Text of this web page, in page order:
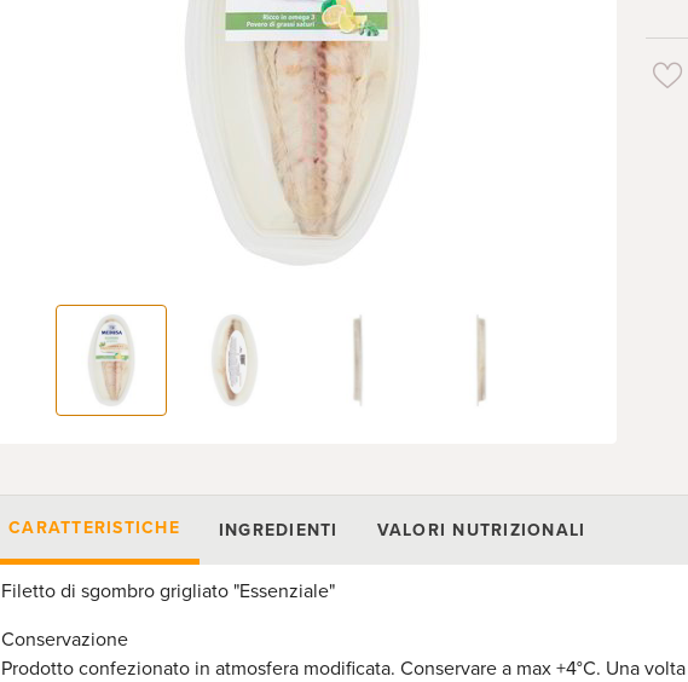
CARATTERISTICHE INGREDIENTI VALORI NUTRIZIONALI
Filetto di sgombro grigliato "Essenziale"
Conservazione
Prodotto confezionato in atmosfera modificata. Conservare a max +4°C. Una